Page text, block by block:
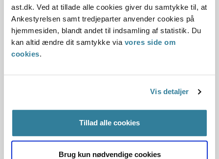
ast.dk. Ved at tillade alle cookies giver du samtykke til, at
Ankestyrelsen samt tredjeparter anvender cookies på
hjemmesiden, blandt andet til indsamling af statistik. Du
kan altid ændre dit samtykke via vores side om
cookies.
Vis detaljer
Tillad alle cookies
Brug kun nødvendige cookies
10.07.2013
Denne principafgørelse er kasseret den 3. juli 2019,
da den ikke længere har vejledningsværdi.